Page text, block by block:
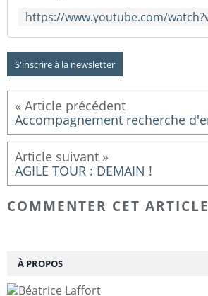
S'inscrire à la newsletter
AGILE TOUR : DEMAIN !
COMMENTER CET ARTICLE
À PROPOS